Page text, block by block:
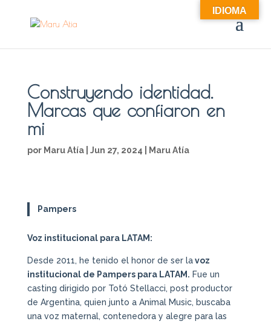
Construyendo identidad.
Marcas que confiaron en
mi
por Maru Atía| Jun 27, 2024 Maru Atía
Pampers
Voz institucional para LATAM:
Desde 2011, he tenido el honor de ser lavoz
institucional de Pampers para LATAM. Fue un
casting dirigido por Totó Stellacci, post productor
de Argentina, quien junto a Animal Music, buscaba
una voz maternal, contenedora y alegre para las
IDIOMA